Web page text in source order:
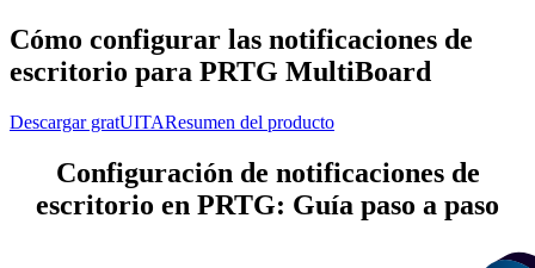
Cómo configurar las notificaciones de
escritorio para PRTG MultiBoard
Descargar gratUITAResumen del producto
Configuración de notificaciones de
escritorio en PRTG: Guía paso a paso